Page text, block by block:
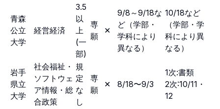
青森
公立
大学
経営経済
3.5
以
上
(一
部)
専
願
✕
9/8～9/18な
ど（学部・
学科により
異なる）
10/18など
（学部・学
科により異
なる）
岩手
県立
大学
社会福祉・
ソフトウェ
ア情報・総
合政策
規
定
な
し
専
願
✕ 8/18〜9/3
1次:書類
2次:10/11・
12